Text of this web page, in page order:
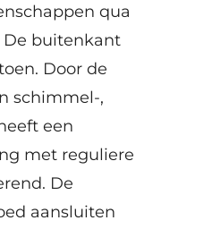
qua
De buitenkant
Door de
schimmel-,
een
met reguliere
De
aansluiten